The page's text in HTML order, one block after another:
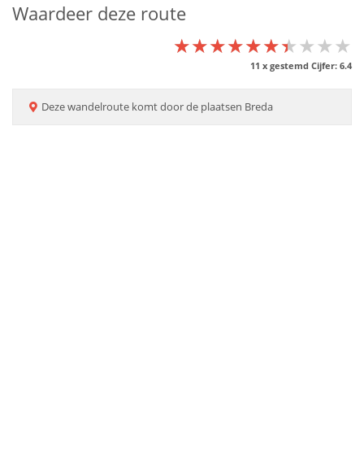
Waardeer deze route
★★★★★★★★★★
★★★★★★★★★★
★★★★★★★★★★
11 x gestemd Cijfer: 6.4
Dezewandelroute komt door de plaatsen Breda